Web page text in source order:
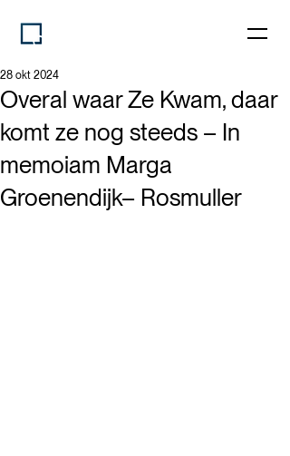
Overal waar Ze Kwam, daar
komt ze nog steeds – In
memoiam Marga
Groenendijk– Rosmuller
28 okt 2024